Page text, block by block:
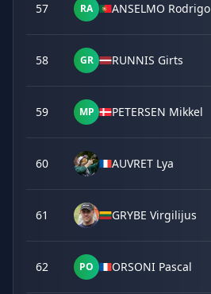
57 RA ANSELMO Rodrigo
58 GR RUNNIS Girts
59 MP PETERSEN Mikkel
60 AUVRET Lya
61 GRYBE Virgilijus
62 PO ORSONI Pascal